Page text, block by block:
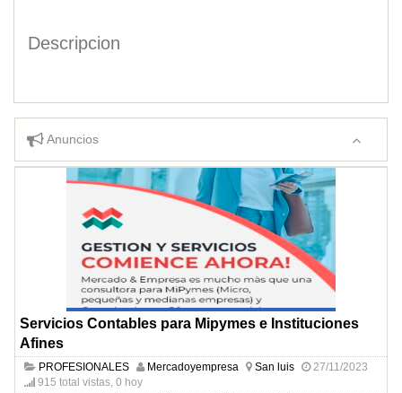
Descripcion
Anuncios
Servicios Contables para Mipymes e Instituciones
Afines
PROFESIONALES Mercadoyempresa San luis
27/11/2023
915 total vistas, 0 hoy